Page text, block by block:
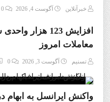
خبرآنلاین آگوست 4, 2026 0
افزایش 123
معاملات امروز
تسنیم آگوست 3, 2026 0
واکنش ایرانسل به ابهام